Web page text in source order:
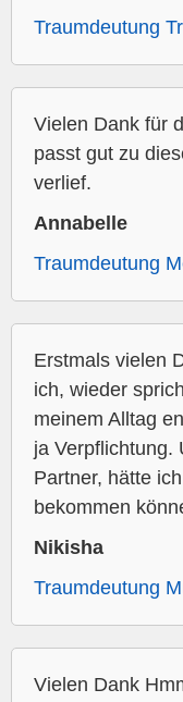
Traumdeutung
Vielen Dank für
passt gut zu
verlief.
Annabelle
Traumdeutung
Erstmals vielen
ich, wieder
meinem Alltag
ja Verpflichtung.
Partner, hätte
bekommen
Nikisha
Traumdeutung
Vielen Dank